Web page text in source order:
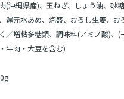
(沖縄県産)、玉ねぎ、しょう油、砂
還元水あめ、泡盛、おろし生姜、お
／増粘多糖類、調味料(アミノ酸)、(
牛肉・大豆を含む)